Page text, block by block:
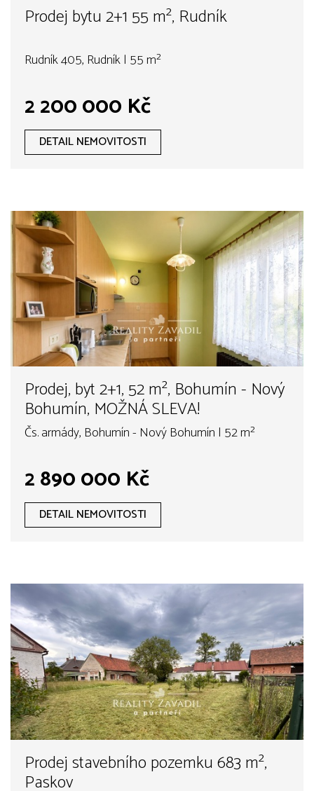
Prodej bytu 2+1 55 m², Rudník
Rudník 405, Rudník | 55 m²
2 200 000 Kč
DETAIL NEMOVITOSTI
Prodej, byt 2+1, 52 m², Bohumín - Nový
Bohumín, MOŽNÁ SLEVA!
Čs. armády, Bohumín - Nový Bohumín | 52 m²
2 890 000 Kč
DETAIL NEMOVITOSTI
Prodej stavebního pozemku 683 m²,
Paskov